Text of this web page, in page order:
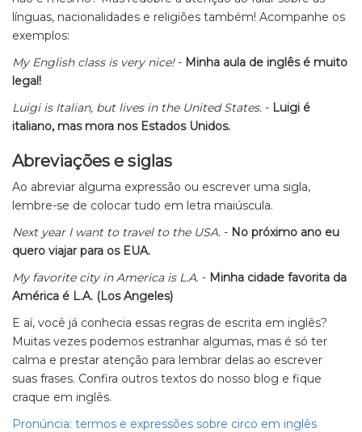
línguas, nacionalidades e religiões também! Acompanhe os
exemplos:
My Englishclass is very nice!- Minha aula de inglês é muito
legal!
Luigi is Italian, but lives in the United States. - Luigi é
italiano, mas mora nos Estados Unidos.
Abreviações e siglas
Ao abreviar alguma expressão ou escrever uma sigla,
lembre-se de colocar tudo em letra maiúscula.
Next year I want to travel to the USA. - No próximo ano eu
quero viajar para os EUA.
My favorite city inAmericais L.A. - Minha cidade favorita da
América é L.A. (Los Angeles)
E aí, você já conhecia essas regras de escrita em inglês?
Muitas vezes podemos estranhar algumas, mas é só ter
calma e prestar atenção para lembrar delas ao escrever
suas frases. Confira outros textos do nosso blog e fique
craque em inglês.
Pronúncia: termos e expressões sobre circo em inglês